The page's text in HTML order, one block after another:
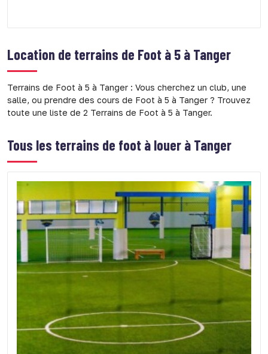
Location de terrains de Foot à 5 à Tanger
Terrains de Foot à 5 à Tanger : Vous cherchez un club, une
salle, ou prendre des cours de Foot à 5 à Tanger ? Trouvez
toute une liste de 2 Terrains de Foot à 5 à Tanger.
Tous les terrains de foot à louer à Tanger